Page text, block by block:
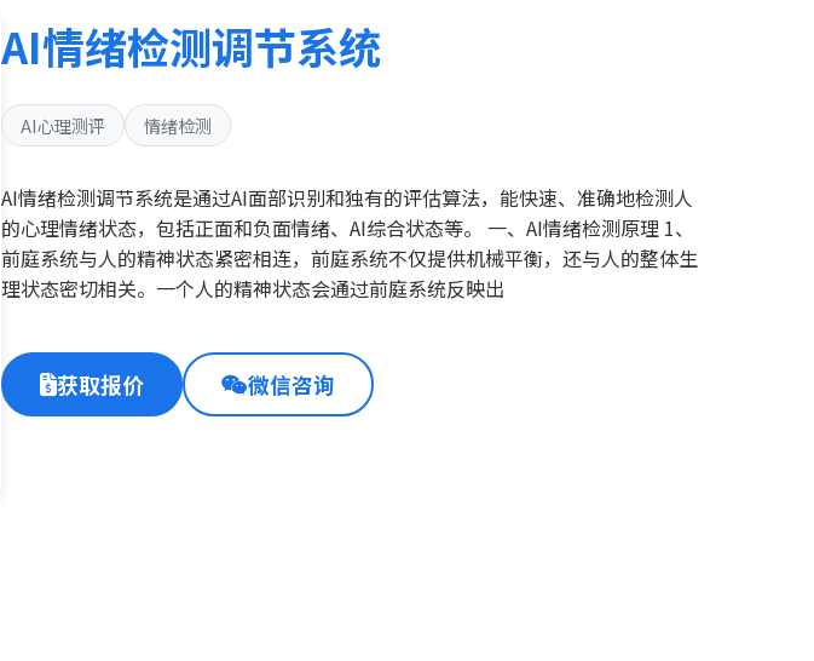
AI情绪检测调节系统
AI心理测评 情绪检测
AI情绪检测调节系统是通过AI面部识别和独有的评估算法，能快速、准确地检测人
的心理情绪状态，包括正面和负面情绪、AI综合状态等。 一、AI情绪检测原理 1、
前庭系统与人的精神状态紧密相连，前庭系统不仅提供机械平衡，还与人的整体生
理状态密切相关。一个人的精神状态会通过前庭系统反映出
获取报价 微信咨询